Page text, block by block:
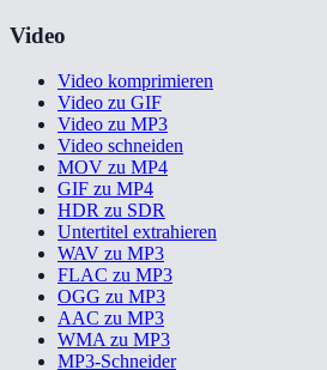
Video
Video komprimieren
Video zu GIF
Video zu MP3
Video schneiden
MOV zu MP4
GIF zu MP4
HDR zu SDR
Untertitel extrahieren
WAV zu MP3
FLAC zu MP3
OGG zu MP3
AAC zu MP3
WMA zu MP3
MP3-Schneider